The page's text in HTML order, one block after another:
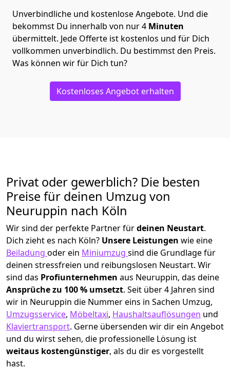
Unverbindliche und kostenlose Angebote. Und die
bekommst Du innerhalb von nur4 Minuten
übermittelt. Jede Offerte ist kostenlos und für Dich
vollkommen unverbindlich. Du bestimmst den Preis.
Was können wir für Dich tun?
Kostenloses Angebot erhalten
Privat oder gewerblich? Die besten
Preise für deinen Umzug von
Neuruppin nach Köln
Wir sind der perfekte Partner fürdeinen Neustart.
Dich zieht es nach Köln? Unsere Leistungen wie eine
Beiladung oder ein Miniumzug sind die Grundlage für
deinen stressfreien und reibungslosen Neustart. Wir
sind das Profiunternehmen aus Neuruppin, das deine
Ansprüche zu 100% umsetzt. Seit über 4 Jahren sind
wir in Neuruppin die Nummer eins in Sachen Umzug,
Umzugsservice, Möbeltaxi, Haushaltsauflösungen und
Klaviertransport. Gerne übersenden wir dir ein Angebot
und du wirst sehen, die professionelle Lösung ist
weitaus kostengünstiger, als du dir es vorgestellt
hast.